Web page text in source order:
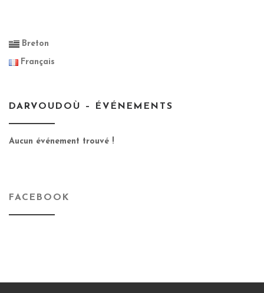
Breton
Français
DARVOUDOÙ – ÉVÉNEMENTS
Aucun événement trouvé !
FACEBOOK